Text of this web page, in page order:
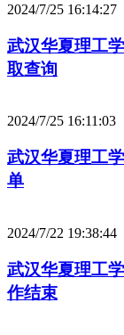
2024/7/25 16:14:27
武汉华夏理工
取查询
2024/7/25 16:11:03
武汉华夏理工
单
2024/7/22 19:38:44
武汉华夏理工
作结束